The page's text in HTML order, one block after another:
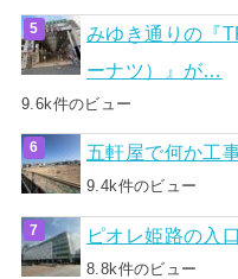
みゆき通りの『
ーナツ）』が…
9.6k件のビュー
五軒屋で何か工
9.4k件のビュー
ピオレ姫路の入
8.8k件のビュー